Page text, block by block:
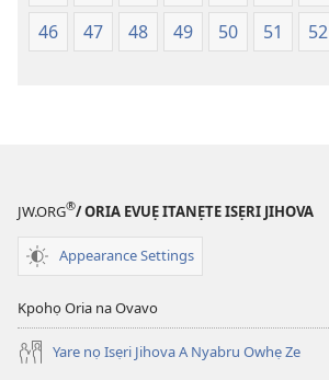
46
47 48 49 50 51 52
JW.ORG®/ ORIA EVUẸ ITANẸTE ISẸRI JIHOVA
Appearance Settings
Kpohọ Oria na Ovavo
Yare nọ Isẹri Jihova A Nyabru Owhẹ Ze